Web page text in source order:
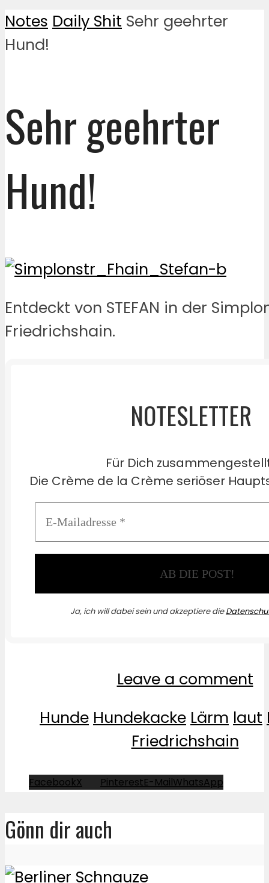
Notes Daily Shit Sehr geehrter
Hund!
Sehr geehrter
Hund!
Entdeckt von STEFAN in der
Friedrichshain.
NOTESLETTER
Für Dich
Die Crème de la Crème seriöser
Ja, ich will dabei sein und akzeptiere die
Leave a comment
Hunde Hundekacke Lärm laut
Friedrichshain
FacebookX PinterestE-MailWhatsApp
Gönn dir auch